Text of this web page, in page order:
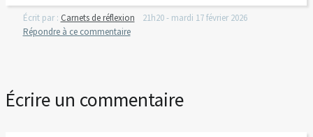
Écrit par : Carnets de réflexion 21h20- mardi 17février 2026
Répondre à ce commentaire
Écrire un commentaire